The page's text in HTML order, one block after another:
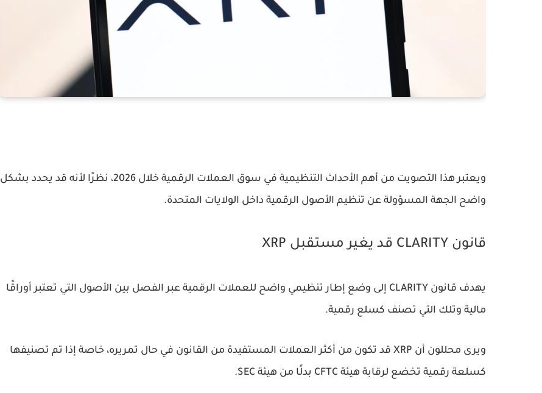
ويعتبر هذا التصويت من أهم الأحداث التنظيمية في سوق العملات الرقمية خلال 2026، نظرًا لأنه قد يحدد بشكل
واضح الجهة المسؤولة عن تنظيم الأصول الرقمية داخل الولايات المتحدة.
قانون CLARITY قد يغير مستقبل XRP
يهدف قانون CLARITY إلى وضع إطار تنظيمي واضح للعملات الرقمية عبر الفصل بين الأصول التي تعتبر أوراقًا
مالية وتلك التي تصنف كسلع رقمية.
ويرى محللون أن XRP قد تكون من أكثر العملات المستفيدة من القانون في حال تمريره، خاصة إذا تم تصنيفها
كسلعة رقمية تخضع لرقابة هيئة CFTC بدلًا من هيئة SEC.